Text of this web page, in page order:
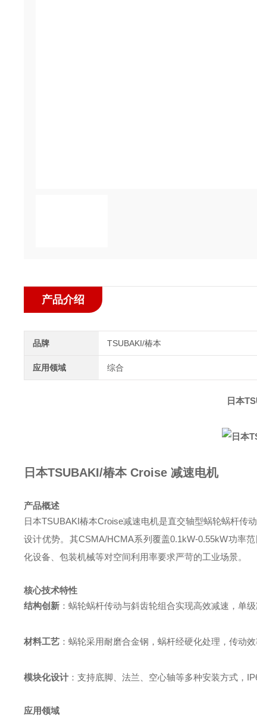
产品介绍
品牌 TSUBAKI/椿本
应用领域 综合
日本
日本TSUBAKI/椿本 Croise 减速电机
产品概述
日本TSUBAKI椿本Croise减速电机是直交轴型蜗轮蜗杆传
设计优势。其CSMA/HCMA系列覆盖0.1kW-0.55kW功率
化设备、包装机械等对空间利用率要求严苛的工业场景。
核心技术特性
结构创新 ：蜗轮蜗杆传动与斜齿轮组合实现高效减速，单
材料工艺 ：蜗轮采用耐磨合金钢，蜗杆经硬化处理，传动
模块化设计 ：支持底脚、法兰、空心轴等多种安装方式，
应用领域